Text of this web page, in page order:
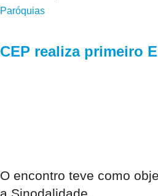
Paróquias
CEP realiza primeiro
O encontro teve como